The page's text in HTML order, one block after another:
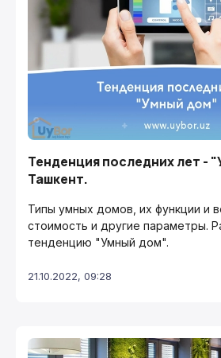
Тенденция последних лет -
Ташкент.
Типы умных домов, их функции и
стоимость и другие параметры.
тенденцию "Умный дом".
21.10.2022, 09:28